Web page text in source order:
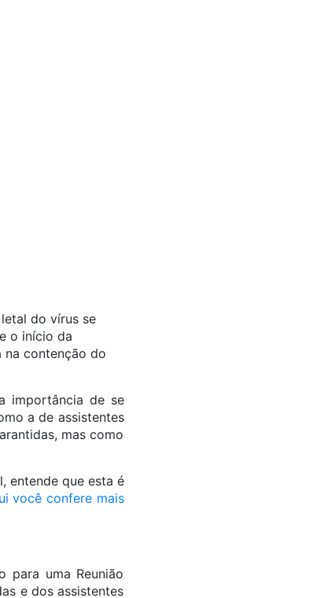
do vírus se
o início da
na contenção do
importância de se
a de assistentes
mas como
entende que esta é
você confere mais
para uma Reunião
e dos assistentes